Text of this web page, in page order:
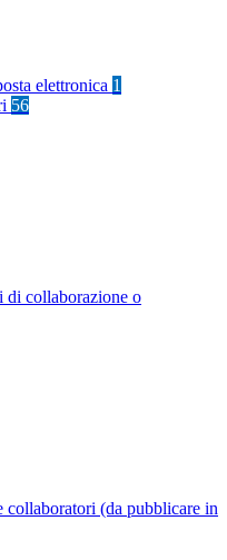
elettronica 1
56
collaborazione o
collaboratori (da pubblicare in